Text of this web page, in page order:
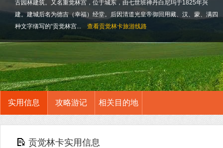
古园林建筑。又名重觉林宫，位于城东，由七世班禅丹白尼玛于1825年兴
建。建城后名为德吉（幸福）经堂。后因清道光皇帝御回用藏、汉、蒙、满四
种文字缮写的“贡觉林宫...
查看贡觉林卡旅游线路
实用信息 攻略游记 相关目的地
贡觉林卡实用信息